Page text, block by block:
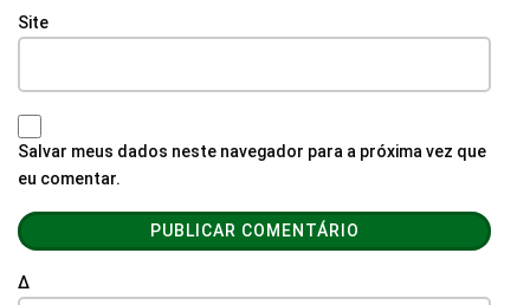
Site
Salvar meus dados neste navegador para a próxima vez que
eu comentar.
Δ